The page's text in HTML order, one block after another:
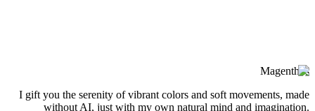
Magenthos
I gift you the serenity of vibrant colors and soft movements, made
without AI, just with my own natural mind and imagination.